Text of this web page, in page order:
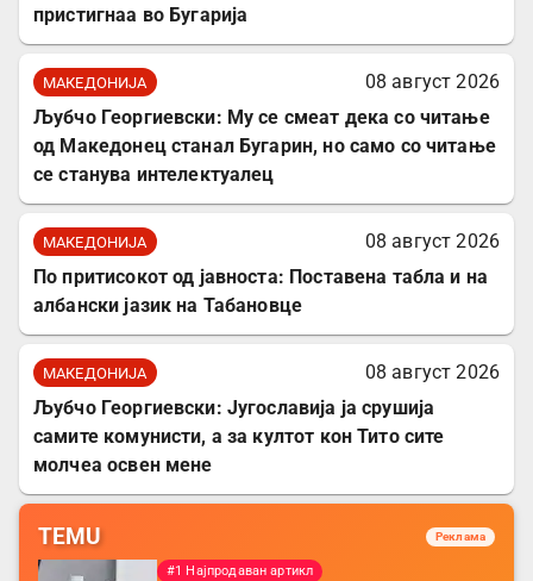
пристигнаа во Бугарија
МАКЕДОНИЈА
08 август 2026
Љубчо Георгиевски: Му се смеат дека со читање
од Македонец станал Бугарин, но само со читање
се станува интелектуалец
МАКЕДОНИЈА
08 август 2026
По притисокот од јавноста: Поставена табла и на
албански јазик на Табановце
МАКЕДОНИЈА
08 август 2026
Љубчо Георгиевски: Југославија ја срушија
самите комунисти, а за култот кон Тито сите
молчеа освен мене
TEMU Реклама
#1 Најпродаван артикл